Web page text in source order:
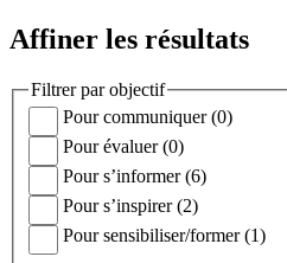
Affiner les résultats
Filtrer par objectif
Pour communiquer (0)
Pour évaluer (0)
Pour s’informer (6)
Pour s’inspirer (2)
Pour sensibiliser/former (1)